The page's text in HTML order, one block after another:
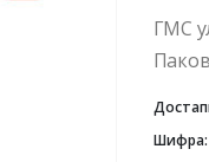
ГМС
Шифра: